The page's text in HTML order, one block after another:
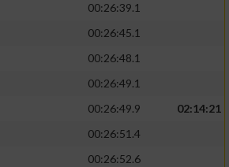
00:26:39.1
00:26:45.1
00:26:48.1
00:26:49.1
00:26:49.9
02:14:21
00:26:51.4
00:26:52.6